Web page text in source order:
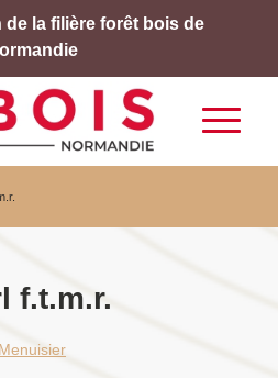
la filière forêt bois de
f.t.m.r.
Menuisier